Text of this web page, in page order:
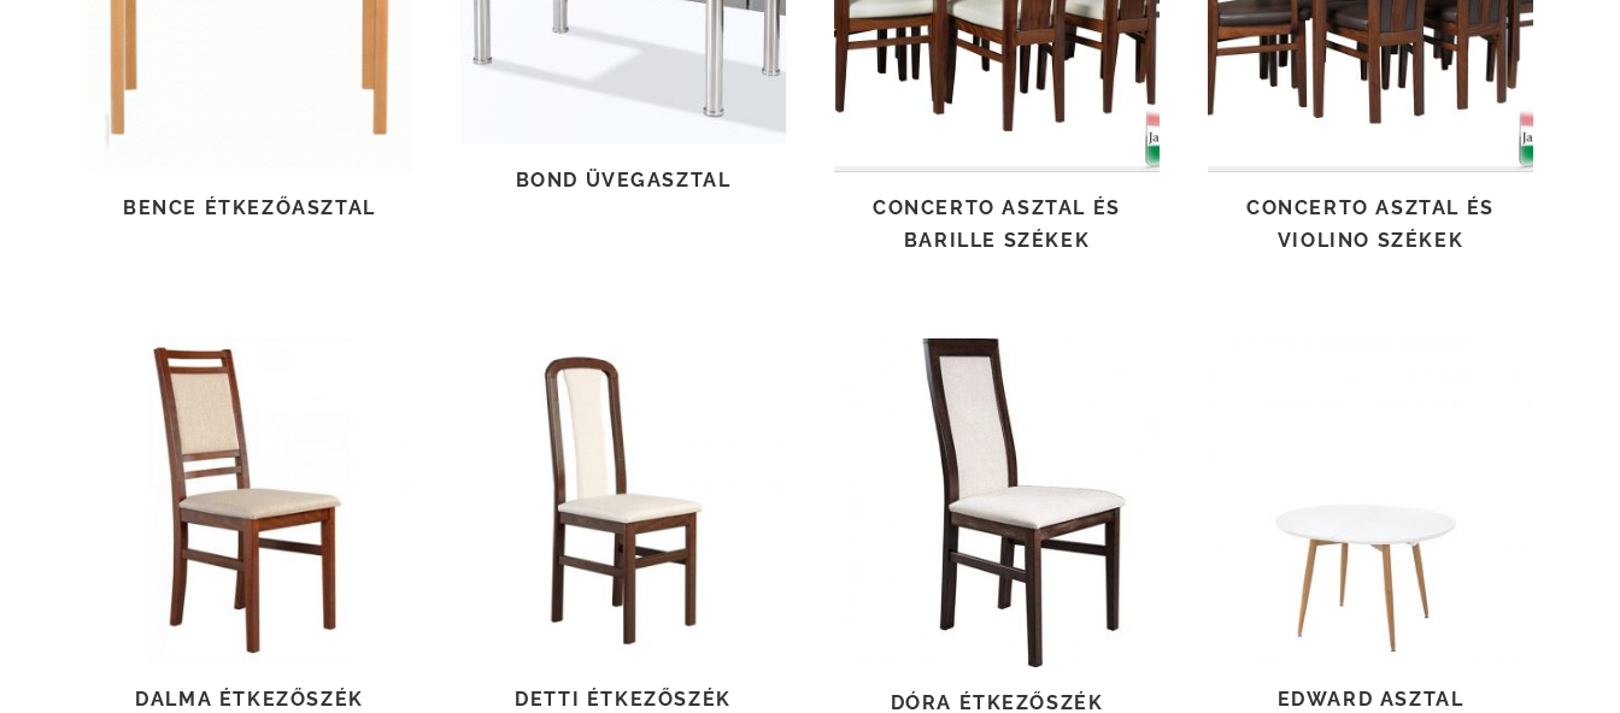
BENCE ÉTKEZŐASZTAL
BOND ÜVEGASZTAL
TOVÁBB OLVASOM
CONCERTO ASZTAL ÉS
BARILLE SZÉKEK
TOVÁBB OLVASOM
CONCERTO ASZTAL ÉS
VIOLINO SZÉKEK
TOVÁBB OLVASOM
DALMA ÉTKEZŐSZÉK
TOVÁBB OLVASOM
DETTI ÉTKEZŐSZÉK
TOVÁBB OLVASOM
DÓRA ÉTKEZŐSZÉK EDWARD ASZTAL